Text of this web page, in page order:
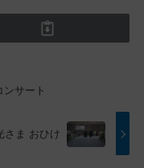
サート
ま おひけ